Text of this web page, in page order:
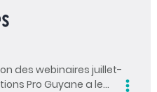
des webinaires juillet-
Pro Guyane a le…